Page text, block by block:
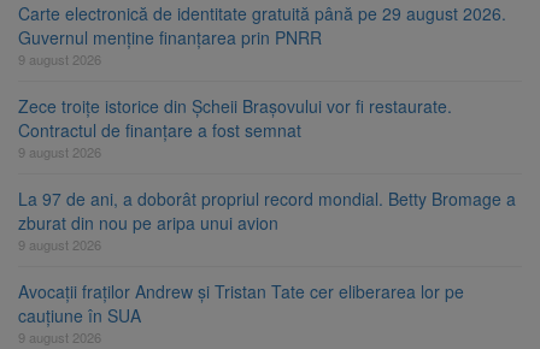
Carte electronică de identitate gratuită până pe 29 august 2026.
Guvernul menține finanțarea prin PNRR
9 august 2026
Zece troițe istorice din Șcheii Brașovului vor fi restaurate.
Contractul de finanțare a fost semnat
9 august 2026
La 97 de ani, a doborât propriul record mondial. Betty Bromage a
zburat din nou pe aripa unui avion
9 august 2026
Avocații fraților Andrew și Tristan Tate cer eliberarea lor pe
cauțiune în SUA
9 august 2026